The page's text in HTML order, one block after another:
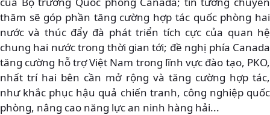
thăm sẽ góp phần tăng cường hợp tác quốc phòng hai
nước và thúc đẩy đà phát triển tích cực của quan hệ
chung hai nước trong thời gian tới; đề nghị phía Canada
tăng cường hỗ trợ Việt Nam trong lĩnh vực đào tạo, PKO,
nhất trí hai bên cần mở rộng và tăng cường hợp tác,
như khắc phục hậu quả chiến tranh, công nghiệp quốc
phòng, nâng cao năng lực an ninh hàng hải...